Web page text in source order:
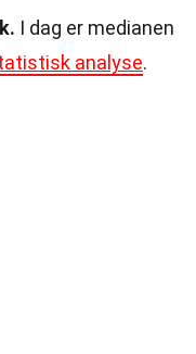
I dag er medianen
analyse.